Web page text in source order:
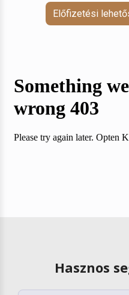
Előfizetési
Hasznos